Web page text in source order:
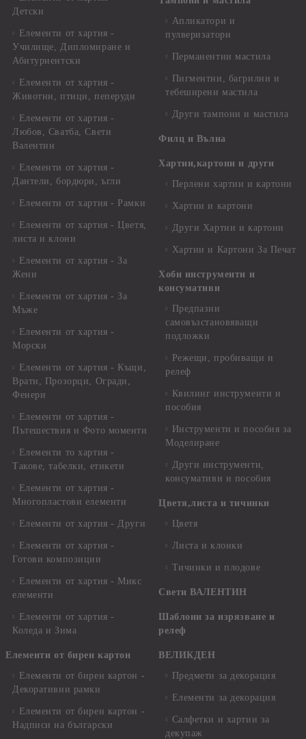
Детски
Елементи от хартия -
Училище, Дипломиране и
Абитуриентски
Елементи от хартия -
Животни, птици, пеперуди
Елементи от хартия -
Любов, Сватба, Свети
Валентин
Елементи от хартия -
Дантели, бордюри, ъгли
Елементи от хартия - Рамки
Елементи от хартия - Цветя,
листа и клони
Елементи от хартия - За
Жени
Елементи от хартия - За
Мъже
Елементи от хартия -
Морски
Елементи от хартия - Къщи,
Врати, Прозорци, Огради,
Фенери
Елементи от хартия -
Пътешествия и Фото моменти
Елементи то хартия -
Такове, табелки, етикети
Елементи от хартия -
Многопластови елементи
Елементи от хартия - Други
Елементи от хартия -
Готови композиции
Елементи от хартия - Микс
елементи
Елементи от хартия -
Коледа и Зима
Елементи от бирен картон
Елементи от бирен картон -
Декоративни рамки
Елементи от бирен картон -
Надписи на български
Апликатори и
пулверизатори
Перманентни мастила
Пигментни, багрилни и
тебеширени мастила
Други тампони и мастила
Филц и Вълна
Хартии,картони и други
Перлени хартии и картони
Хартии и картони
Други Хартии и картони
Хартии и Картони За Печат
Хоби инструменти и
консумативи
Предпазни
самовъзстановяващи
подложки
Режещи, пробиващи и
релеф
Квилинг инструменти и
пособия
Инструменти и пособия за
Моделиране
Други инструменти,
консумативи и пособия
Цветя,листа и тичинки
Цветя
Листа и клонки
Тичинки и плодове
Свети ВАЛЕНТИН
Шаблони за изрязване и
релеф
ВЕЛИКДЕН
Предмети за декорация
Елементи за декорация
Салфетки и хартии за
декупаж